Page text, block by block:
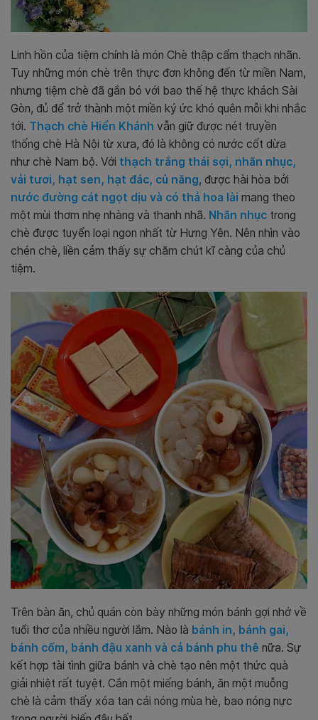
Linh hồn của tiệm chính là món Chè thập cẩm thạch nhãn.
Tuy những món chè trên thực đơn không đến từ miền Nam,
nhưng tiệm chè đã gắn bó với bao thế hệ thực khách Sài
Gòn, đủ để trở thành một miền ký ức khó quên mỗi khi nhắc
tới. Thạch chè Hiển Khánh vẫn giữ được nét truyền
thống chè Hà Nội từ xưa, đó là không có nước cốt dừa
như chè Nam bộ. Với thạch trắng thái sợi, nhãn nhục,
vải tươi, hạt sen, hạt đác, củ năng, được hài hòa bởi
nước đường cát ngọt dịu và có thả hoa lài mang theo
một mùi thơm nhẹ nhàng và thanh nhã. Nhãn nhục trong
chè được tuyển loại ngon nhất từ Hưng Yên. Nên nhìn vào
chén chè, liền cảm thấy sự chăm chút kĩ càng của chủ
tiệm.
Trên bàn ăn, chủ quán còn bày những món bánh gợi nhớ về
tuổi thơ của nhiều người lắm. Nào là bánh in, bánh gai,
bánh cốm, bánh đậu xanh và cả bánh phu thê nữa. Sự
kết hợp tài tình giữa bánh và chè tạo nên một thức quà
giải nhiệt rất tuyệt. Cắn một miếng bánh, ăn một muỗng
chè là cảm thấy xóa tan cái nóng mùa hè, bao nóng nực